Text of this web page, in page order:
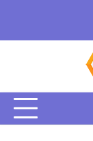
вмісту